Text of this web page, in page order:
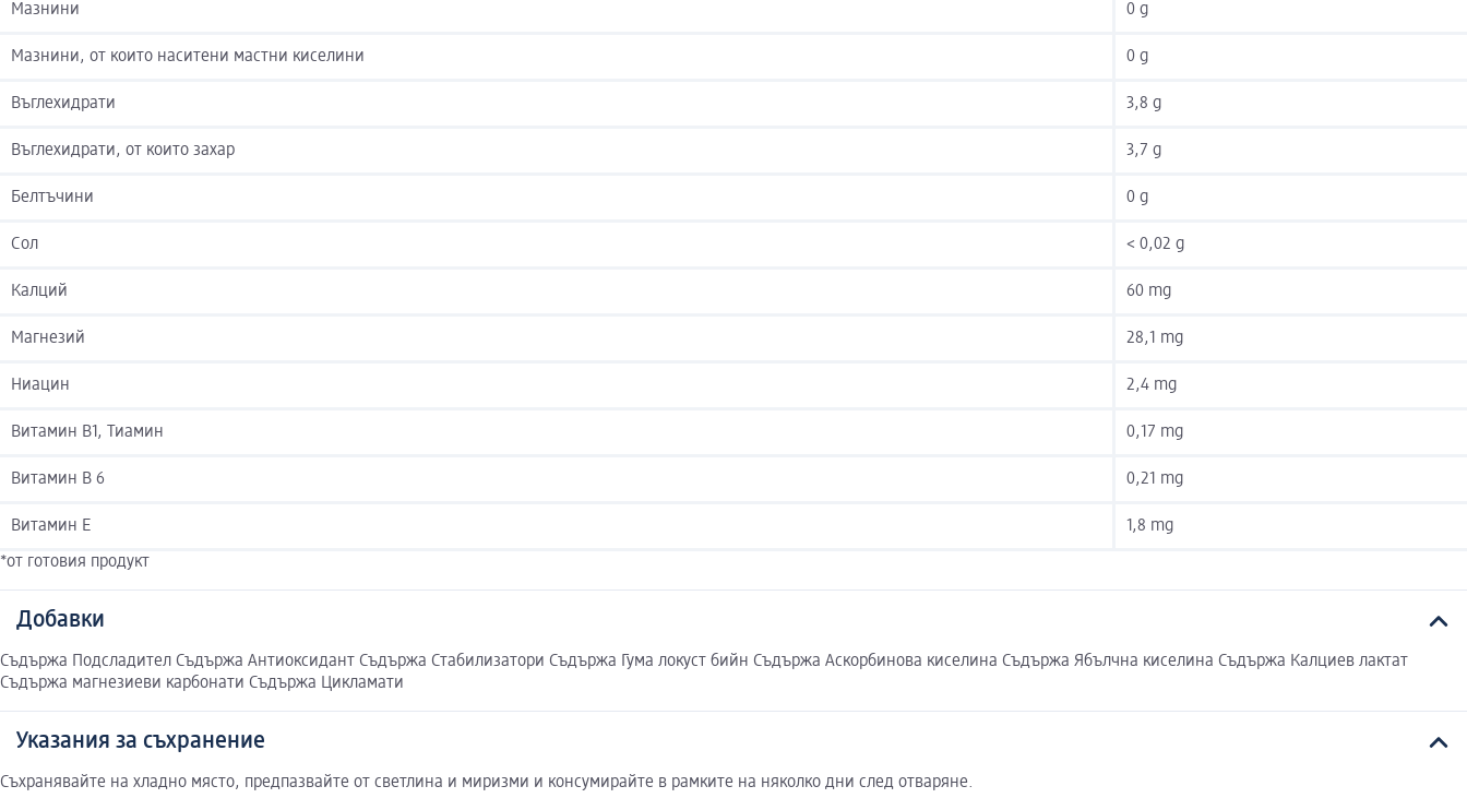
Мазнини 0 g
Мазнини, от които наситени мастни киселини 0 g
Въглехидрати 3,8 g
Въглехидрати, от които захар 3,7 g
Белтъчини 0 g
Сол < 0,02 g
Калций 60 mg
Магнезий 28,1 mg
Ниацин 2,4 mg
Витамин B1, Тиамин 0,17 mg
Витамин B 6 0,21 mg
Витамин E 1,8 mg
*от готовия продукт
Добавки
Съдържа Подсладител Съдържа Антиоксидант Съдържа Стабилизатори Съдържа Гума локуст бийн Съдържа Аскорбинова киселина Съдържа Ябълчна киселина Съдържа Калциев лактат
Съдържа магнезиеви карбонати Съдържа Цикламати
Указания за съхранение
Съхранявайте на хладно място, предпазвайте от светлина и миризми и консумирайте в рамките на няколко дни след отваряне.